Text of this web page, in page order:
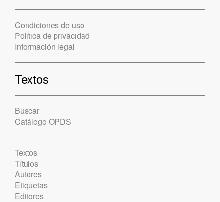
Condiciones de uso
Política de privacidad
Información legal
Textos
Buscar
Catálogo OPDS
Textos
Títulos
Autores
Etiquetas
Editores